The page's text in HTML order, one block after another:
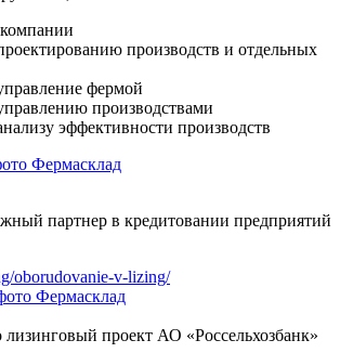
производств и отдельных
фермой
производствами
эффективности производств
партнер в кредитовании предприятий
oborudovanie-v-lizing/
проект АО «Россельхозбанк»